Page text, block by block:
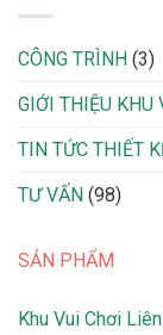
CÔNG TRÌNH (3)
GIỚI THIỆU KHU
TIN TỨC THIẾT
TƯ VẤN (98)
SẢN PHẨM
Khu Vui Chơi